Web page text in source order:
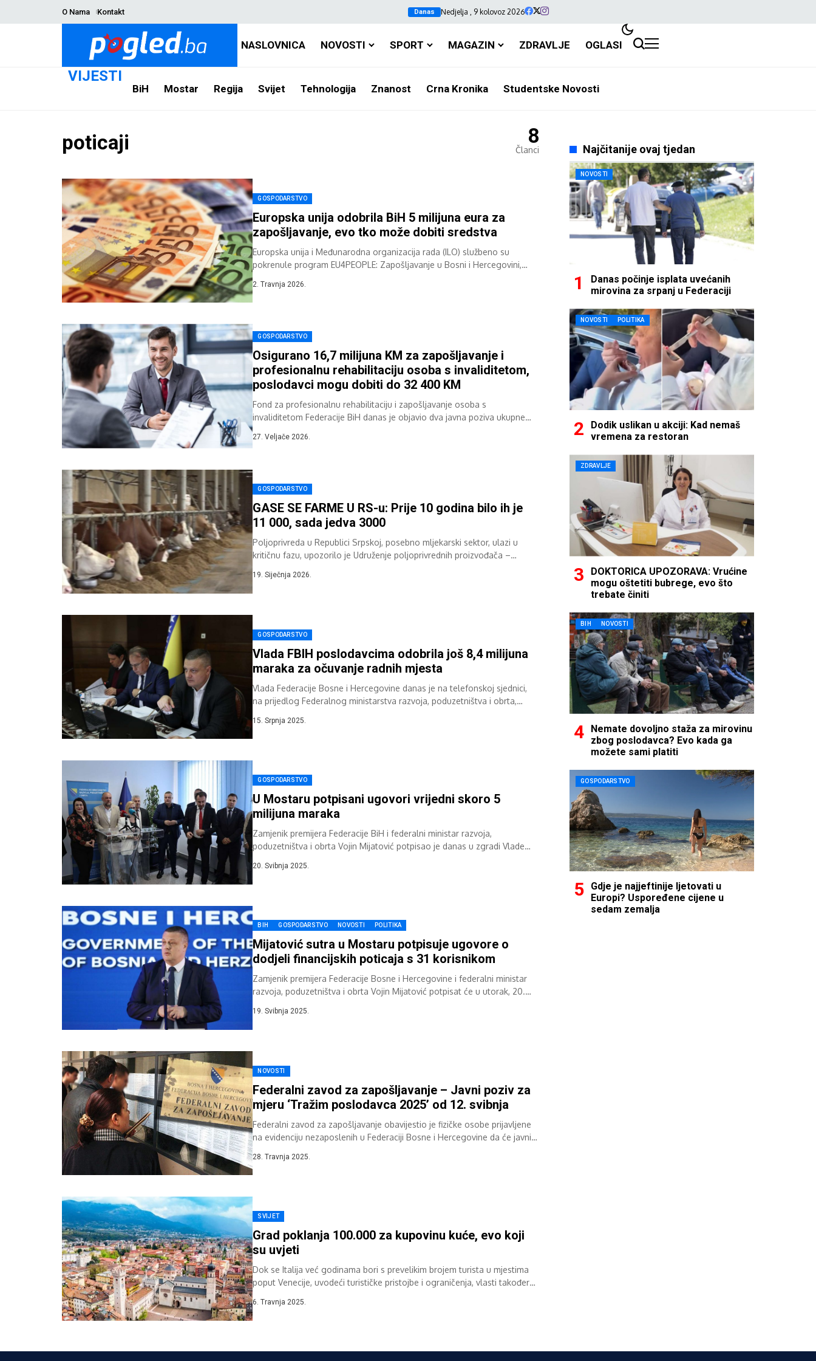
O Nama Kontakt Danas Nedjelja , 9 kolovoz 2026
NASLOVNICA NOVOSTI SPORT MAGAZIN ZDRAVLJE OGLASI
VIJESTI
BiH Mostar Regija Svijet Tehnologija Znanost Crna Kronika Studentske Novosti
poticaji 8
Članci
GOSPODARSTVO
Europska unija odobrila BiH 5 milijuna eura za
zapošljavanje, evo tko može dobiti sredstva
Europska unija i Međunarodna organizacija rada (ILO) službeno su
pokrenule program EU4PEOPLE: Zapošljavanje u Bosni i Hercegovini,
2. Travnja 2026.
GOSPODARSTVO
Osigurano 16,7 milijuna KM za zapošljavanje i
profesionalnu rehabilitaciju osoba s invaliditetom,
poslodavci mogu dobiti do 32 400 KM
Fond za profesionalnu rehabilitaciju i zapošljavanje osoba s
invaliditetom Federacije BiH danas je objavio dva javna poziva ukupne
27. Veljače 2026.
GOSPODARSTVO
GASE SE FARME U RS-u: Prije 10 godina bilo ih je
11 000, sada jedva 3000
Poljoprivreda u Republici Srpskoj, posebno mljekarski sektor, ulazi u
kritičnu fazu, upozorilo je Udruženje poljoprivrednih proizvođača –
19. Siječnja 2026.
GOSPODARSTVO
Vlada FBIH poslodavcima odobrila još 8,4 milijuna
maraka za očuvanje radnih mjesta
Vlada Federacije Bosne i Hercegovine danas je na telefonskoj sjednici,
na prijedlog Federalnog ministarstva razvoja, poduzetništva i obrta,
15. Srpnja 2025.
GOSPODARSTVO
U Mostaru potpisani ugovori vrijedni skoro 5
milijuna maraka
Zamjenik premijera Federacije BiH i federalni ministar razvoja,
poduzetništva i obrta Vojin Mijatović potpisao je danas u zgradi Vlade
20. Svibnja 2025.
BIH GOSPODARSTVO NOVOSTI POLITIKA
Mijatović sutra u Mostaru potpisuje ugovore o
dodjeli financijskih poticaja s 31 korisnikom
Zamjenik premijera Federacije Bosne i Hercegovine i federalni ministar
razvoja, poduzetništva i obrta Vojin Mijatović potpisat će u utorak, 20.
19. Svibnja 2025.
NOVOSTI
Federalni zavod za zapošljavanje – Javni poziv za
mjeru ‘Tražim poslodavca 2025’ od 12. svibnja
Federalni zavod za zapošljavanje obavijestio je fizičke osobe prijavljene
na evidenciju nezaposlenih u Federaciji Bosne i Hercegovine da će javni
28. Travnja 2025.
SVIJET
Grad poklanja 100.000 za kupovinu kuće, evo koji
su uvjeti
Dok se Italija već godinama bori s prevelikim brojem turista u mjestima
poput Venecije, uvodeći turističke pristojbe i ograničenja, vlasti također
6. Travnja 2025.
Najčitanije ovaj tjedan
NOVOSTI
Danas počinje isplata uvećanih
mirovina za srpanj u Federaciji
NOVOSTI POLITIKA
Dodik uslikan u akciji: Kad nemaš
vremena za restoran
ZDRAVLJE
DOKTORICA UPOZORAVA: Vrućine
mogu oštetiti bubrege, evo što
trebate činiti
BIH NOVOSTI
Nemate dovoljno staža za mirovinu
zbog poslodavca? Evo kada ga
možete sami platiti
GOSPODARSTVO
Gdje je najjeftinije ljetovati u
Europi? Uspoređene cijene u
sedam zemalja